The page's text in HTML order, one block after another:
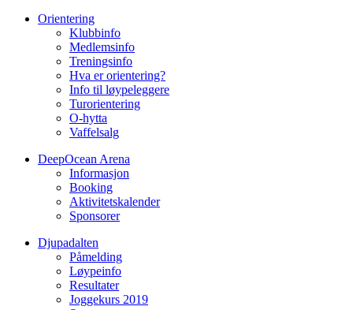
Orientering
Klubbinfo
Medlemsinfo
Treningsinfo
Hva er orientering?
Info til løypeleggere
Turorientering
O-hytta
Vaffelsalg
DeepOcean Arena
Informasjon
Booking
Aktivitetskalender
Sponsorer
Djupadalten
Påmelding
Løypeinfo
Resultater
Joggekurs 2019